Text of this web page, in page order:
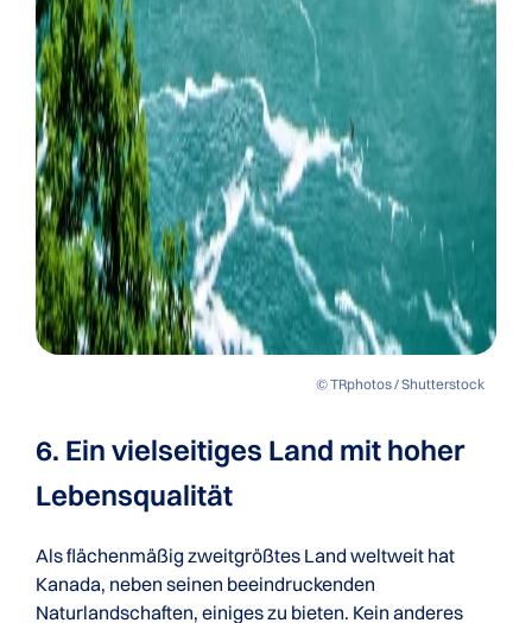
© TRphotos / Shutterstock
6. Ein vielseitiges Land mit hoher
Lebensqualität
Als flächenmäßig zweitgrößtes Land weltweit hat
Kanada, neben seinen beeindruckenden
Naturlandschaften, einiges zu bieten. Kein anderes